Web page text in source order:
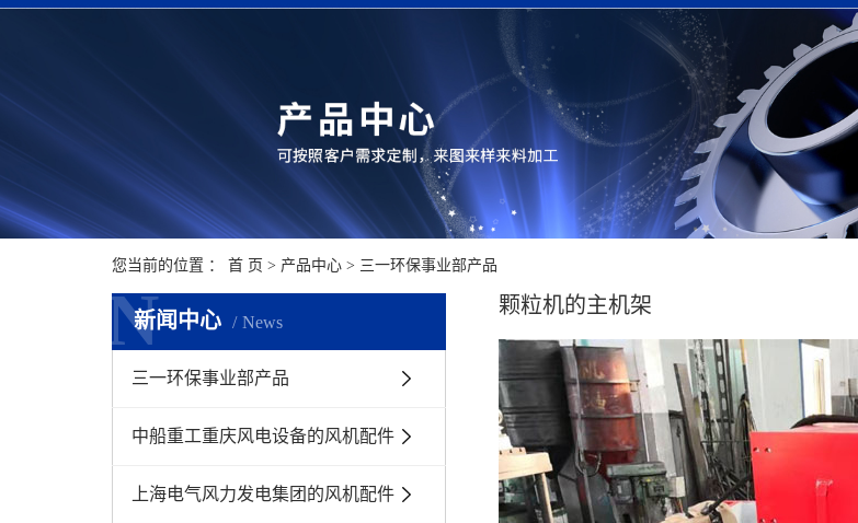
您当前的位置 ： 首 页 > 产品中心 > 三一环保事业部产品
新闻中心 News
N
N
三一环保事业部产品
中船重工重庆风电设备的风机配件
上海电气风力发电集团的风机配件
颗粒机的主机架